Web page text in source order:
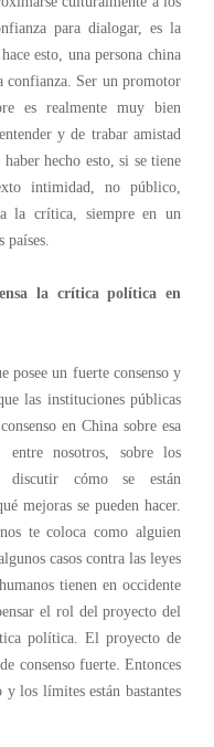
para dialogar, es la
esto, una persona china
confianza. Ser un promotor
es realmente muy bien
y de trabar amistad
hecho esto, si se tiene
intimidad, no público,
la crítica, siempre en un
países.
la crítica política en
posee un fuerte consensoy
las instituciones públicas
en China sobre esa
nosotros, sobre los
discutir cómo se están
mejoras se pueden hacer.
te coloca como alguien
casos contra las leyes
tienen en occidente
el rol del proyecto del
política. El proyecto de
consenso fuerte. Entonces
los límites están bastantes